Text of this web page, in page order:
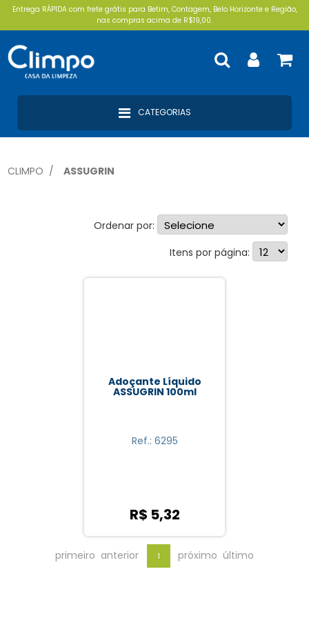
Entrega RÁPIDA com frete grátis para Betim, Contagem, Belo Horizonte e Região,
nas compras acima de R$19,00.
CATEGORIAS
CLIMPO ASSUGRIN
Ordenar por:
Itens por página:
Adoçante Líquido
ASSUGRIN 100ml
Ref.: 6295
R$ 5,32
primeiro anterior 1 próximo último